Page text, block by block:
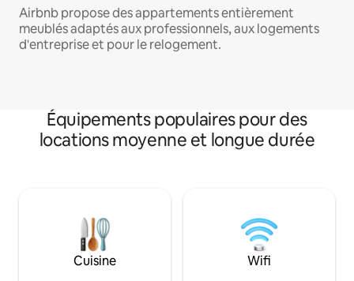
Airbnb propose des appartements entièrement
meublés adaptés aux professionnels, aux logements
d'entreprise et pour le relogement.
Équipements populaires pour des
locations moyenne et longue durée
Cuisine Wifi